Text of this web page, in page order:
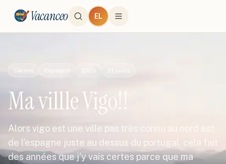
Vacanceo EL
Carnet
Ma villle Vigo!!
Alors vigo est une ville pas très connu au nord est
de l'espagne juste au dessus du portugal, cela fait
des années que j'y vais certes parce que ma